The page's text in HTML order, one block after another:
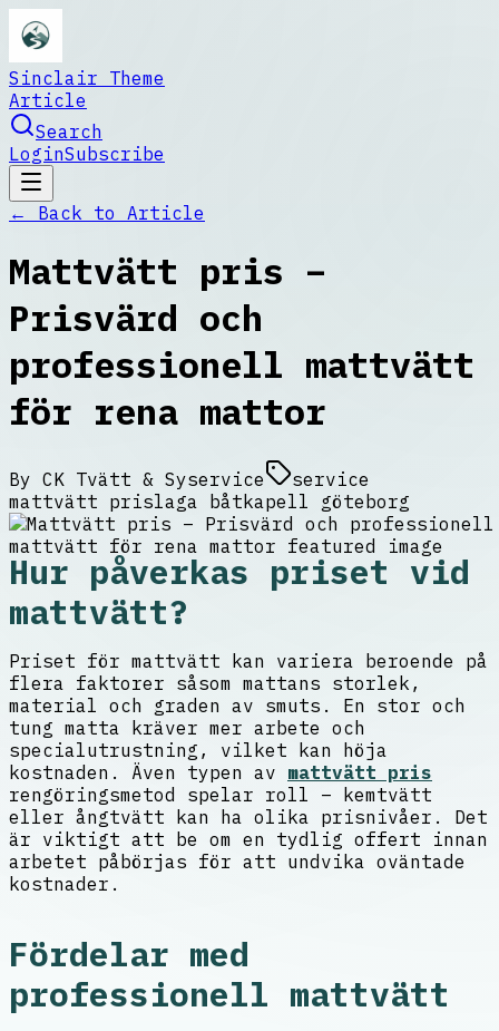
Sinclair Theme
Article
Search
LoginSubscribe
← Back to Article
Mattvätt pris –
Prisvärd och
professionell mattvätt
för rena mattor
By CK Tvätt & Syservice
service
mattvätt prislaga båtkapell göteborg
Hur påverkas priset vid
mattvätt?
Priset för mattvätt kan variera beroende på
flera faktorer såsom mattans storlek,
material och graden av smuts. En stor och
tung matta kräver mer arbete och
specialutrustning, vilket kan höja
kostnaden. Även typen av mattvätt pris
rengöringsmetod spelar roll – kemtvätt
eller ångtvätt kan ha olika prisnivåer. Det
är viktigt att be om en tydlig offert innan
arbetet påbörjas för att undvika oväntade
kostnader.
Fördelar med
professionell mattvätt